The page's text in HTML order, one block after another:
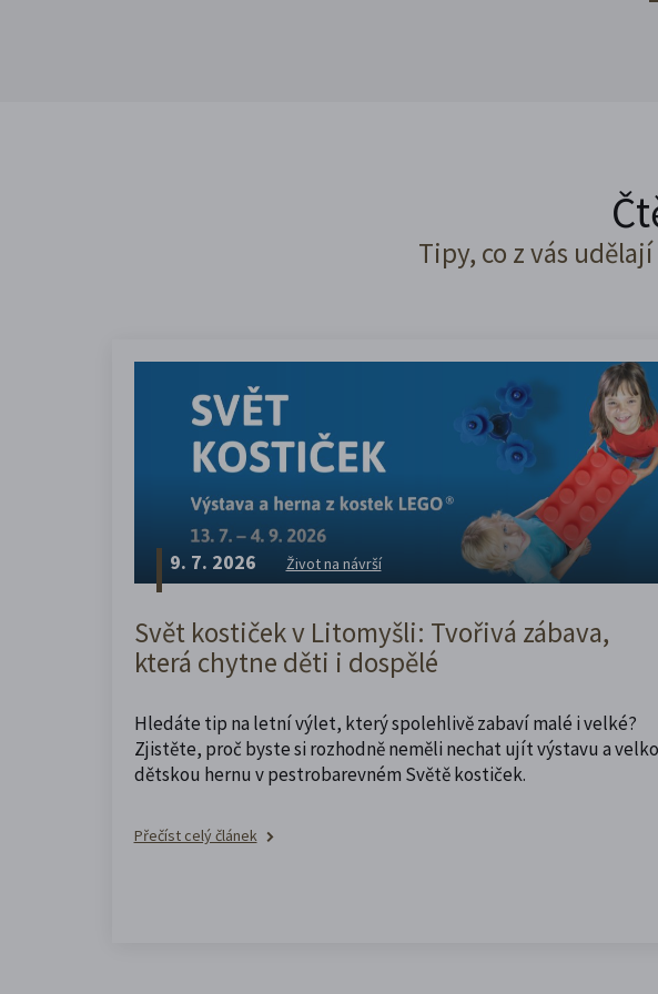
Tipy, co z vás
9. 7. 2026 Život na návrší
Svět kostiček v Litomyšli: Tvořivá zábava,
která chytne děti i dospělé
Hledáte tip na letní výlet, který spolehlivě zabaví malé i velké?
Zjistěte, proč byste si rozhodně neměli nechat ujít výstavu a
dětskou hernu v pestrobarevném Světě kostiček.
Přečíst celý článek